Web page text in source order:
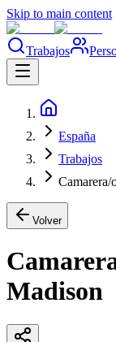
Skip to main content
Trabajos
España
Trabajos
Camarera/
Volver
Madison